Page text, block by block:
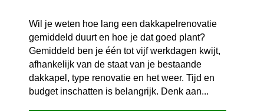
Wil je weten hoe lang een dakkapelrenovatie
gemiddeld duurt en hoe je dat goed plant?
Gemiddeld ben je één tot vijf werkdagen kwijt,
afhankelijk van de staat van je bestaande
dakkapel, type renovatie en het weer.​ Tijd en
budget inschatten is belangrijk.​ Denk aan...